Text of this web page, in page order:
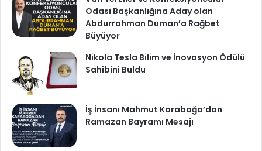
Odası Başkanlığına Aday olan
Abdurrahman Duman’a Rağbet
Büyüyor
Nikola Tesla Bilim ve İnovasyon Ödülü
Sahibini Buldu
İş İnsanı Mahmut Karaboğa’dan
Ramazan Bayramı Mesajı